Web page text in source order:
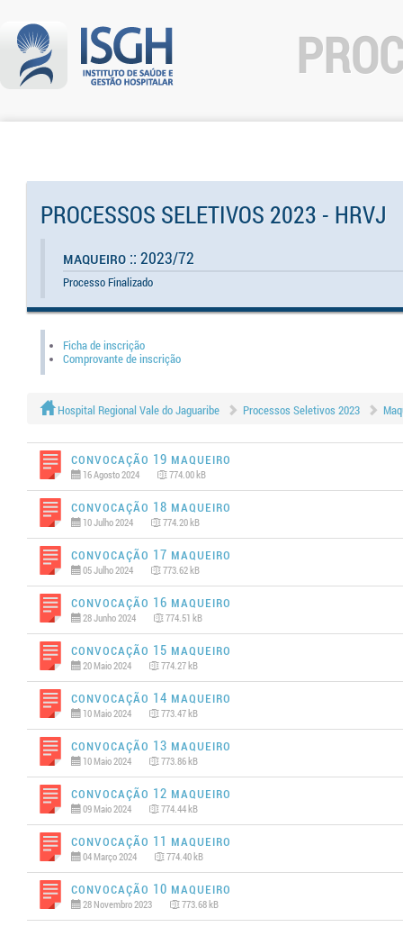
PROCESSOS SELETIVOS 2023 - HRVJ
Maqueiro :: 2023/72
Processo Finalizado
Ficha de inscrição
Comprovante de inscrição
Hospital Regional Vale do Jaguaribe Processos Seletivos 2023
Convocação 19 MAQUEIRO
16 Agosto 2024 774.00 kB
Convocação 18 MAQUEIRO
10 Julho 2024 774.20 kB
Convocação 17 MAQUEIRO
05 Julho 2024 773.62 kB
Convocação 16 MAQUEIRO
28 Junho 2024 774.51 kB
Convocação 15 MAQUEIRO
20 Maio 2024 774.27 kB
Convocação 14 MAQUEIRO
10 Maio 2024 773.47 kB
Convocação 13 MAQUEIRO
10 Maio 2024 773.86 kB
Convocação 12 MAQUEIRO
09 Maio 2024 774.44 kB
Convocação 11 MAQUEIRO
04 Março 2024 774.40 kB
Convocação 10 MAQUEIRO
28 Novembro 2023 773.68 kB